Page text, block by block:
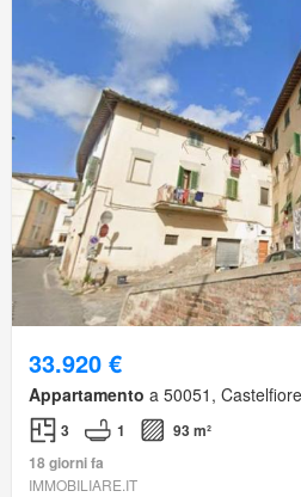
33.920 €
Appartamento a 50051,
3 1
93 m²
18 giorni fa
IMMOBILIARE.IT